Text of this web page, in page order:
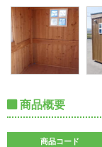
商品概要
商品コード